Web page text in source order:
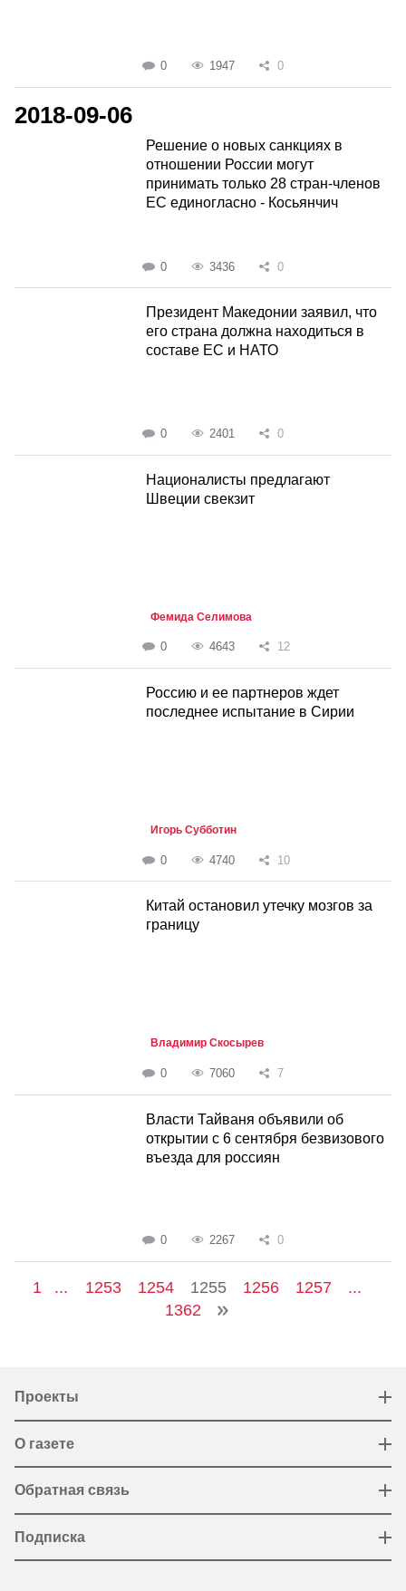
0 1947 0
2018-09-06
Решение о новых санкциях в
отношении России могут
принимать только 28 стран-членов
ЕС единогласно - Косьянчич
0 3436 0
Президент Македонии заявил, что
его страна должна находиться в
составе ЕС и НАТО
0 2401 0
Националисты предлагают
Швеции свекзит
Фемида Селимова
0 4643 12
Россию и ее партнеров ждет
последнее испытание в Сирии
Игорь Субботин
0 4740 10
Китай остановил утечку мозгов за
границу
Владимир Скосырев
0 7060 7
Власти Тайваня объявили об
открытии с 6 сентября безвизового
въезда для россиян
0 2267 0
1 ... 1253 1254 1255 1256 1257
...
1362
Проекты
О газете
Обратная связь
Подписка